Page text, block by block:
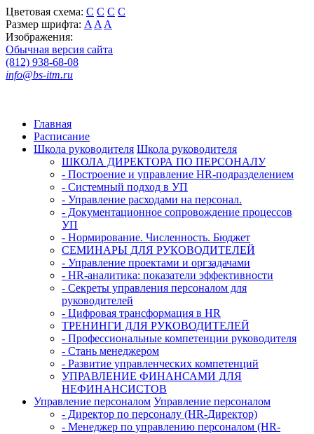
Цветовая схема: C C C C
Размер шрифта: A A A
Изображения:
Обычная версия сайта
(812) 938-68-08
info@bs-itm.ru
Главная
Расписание
Школа руководителя Школа руководителя
ШКОЛА ДИРЕКТОРА ПО ПЕРСОНАЛУ
- Построение и управление HR-подразделением
- Системный подход в УП
- Управление расходами на персонал.
- Документационное сопровождение процессов
УП
- Нормирование. Численность. Бюджет
СЕМИНАРЫ ДЛЯ РУКОВОДИТЕЛЕЙ
- Управление проектами и оргзадачами
- HR-аналитика: показатели эффективности
- Секреты управления персоналом для
руководителей
- Цифровая трансформация в HR
ТРЕНИНГИ ДЛЯ РУКОВОДИТЕЛЕЙ
- Профессиональные компетенции руководителя
- Стань менеджером
- Развитие управленческих компетенций
УПРАВЛЕНИЕ ФИНАНСАМИ ДЛЯ
НЕФИНАНСИСТОВ
Управление персоналом Управление персоналом
- Директор по персоналу (HR-Директор)
- Менеджер по управлению персоналом (HR-